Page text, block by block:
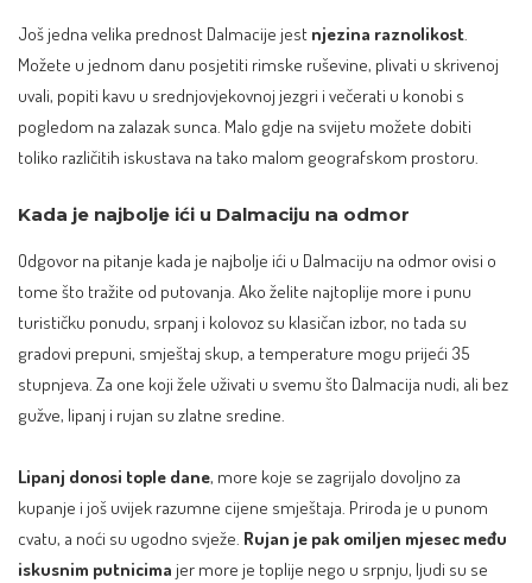
Još jedna velika prednost Dalmacije jest njezina raznolikost.
Možete u jednom danu posjetiti rimske ruševine, plivati u skrivenoj
uvali, popiti kavu u srednjovjekovnoj jezgri i večerati u konobi s
pogledom na zalazak sunca. Malo gdje na svijetu možete dobiti
toliko različitih iskustava na tako malom geografskom prostoru.
Kada je najbolje ići u Dalmaciju na odmor
Odgovor na pitanje kada je najbolje ići u Dalmaciju na odmor ovisi o
tome što tražite od putovanja. Ako želite najtoplije more i punu
turističku ponudu, srpanj i kolovoz su klasičan izbor, no tada su
gradovi prepuni, smještaj skup, a temperature mogu prijeći 35
stupnjeva. Za one koji žele uživati u svemu što Dalmacija nudi, ali bez
gužve, lipanj i rujan su zlatne sredine.
Lipanj donosi tople dane, more koje se zagrijalo dovoljno za
kupanje i još uvijek razumne cijene smještaja. Priroda je u punom
cvatu, a noći su ugodno svježe. Rujan je pak omiljen mjesec među
iskusnim putnicima jer more je toplije nego u srpnju, ljudi su se